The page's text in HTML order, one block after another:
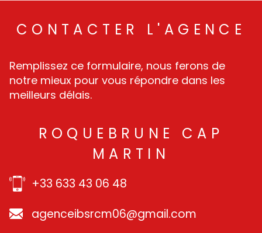
CONTACTER L'AGENCE
Remplissez ce formulaire, nous ferons de
notre mieux pour vous répondre dans les
meilleurs délais.
ROQUEBRUNE CAP
MARTIN
+33 633 43 06 48
agenceibsrcm06@gmail.com